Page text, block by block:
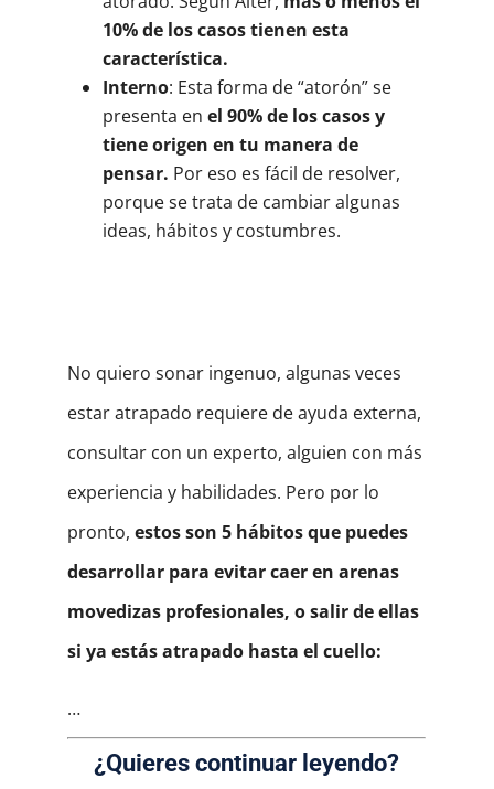
10% de los casos tienen esta
característica.
Interno: Esta forma de “atorón” se
presenta en el 90% de los casos y
tiene origen en tu manera de
pensar. Por eso es fácil de resolver,
porque se trata de cambiar algunas
ideas, hábitos y costumbres.
No quiero sonar ingenuo, algunas veces
estar atrapado requiere de ayuda externa,
consultar con un experto, alguien con más
experiencia y habilidades. Pero por lo
pronto, estos son 5 hábitos que puedes
desarrollar para evitar caer en arenas
movedizas profesionales, o salir de ellas
si ya estás atrapado hasta el cuello:
…
¿Quieres continuar leyendo?